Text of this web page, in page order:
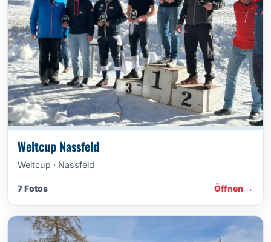
Weltcup Nassfeld
Weltcup · Nassfeld
7 Fotos Öffnen →